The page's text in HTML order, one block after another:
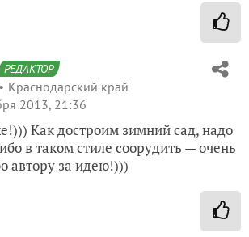
РЕДАКТОР
Краснодарский край
2013, 21:36
Как достроим зимний сад, надо
в таком стиле соорудить — очень
автору за идею!)))